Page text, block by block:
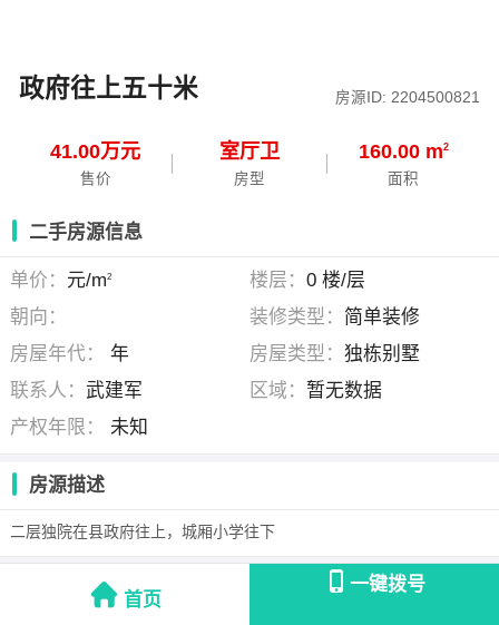
政府往上五十米 房源ID: 2204500821
41.00万元
售价
室厅卫
房型
160.00 m2
面积
首页
一键拨号
二手房源信息
单价： 元/m2 楼层： 0 楼/层
朝向：
装修类型： 简单装修
房屋年代：
年 房屋类型： 独栋别墅
联系人： 武建军 区域： 暂无数据
产权年限：
未知
房源描述
二层独院在县政府往上，城厢小学往下
武建军 (个人发布)